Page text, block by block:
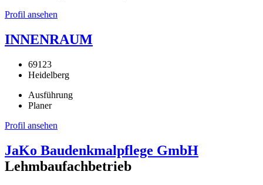
Profil ansehen
INNENRAUM
69123
Heidelberg
Ausführung
Planer
Profil ansehen
JaKo Baudenkmalpflege GmbH
Lehmbaufachbetrieb